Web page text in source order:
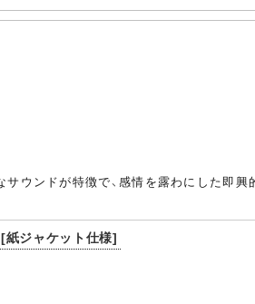
ウンドが特徴で、感情を露わにした即
[紙ジャケット仕様]